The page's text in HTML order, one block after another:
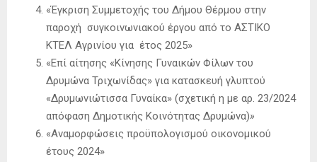
«Έγκριση Συμμετοχής του Δήμου Θέρμου στην
παροχή συγκοινωνιακού έργου από το ΑΣΤΙΚΟ
ΚΤΕΛ Αγρινίου για έτος 2025»
«Επί αίτησης «Κίνησης Γυναικών Φίλων του
Δρυμώνα Τριχωνίδας» για κατασκευή γλυπτού
«Δρυμωνιώτισσα Γυναίκα» (σχετική η με αρ. 23/2024
απόφαση Δημοτικής Κοινότητας Δρυμώνα)»
«Αναμορφώσεις προϋπολογισμού οικονομικού
έτους 2024»